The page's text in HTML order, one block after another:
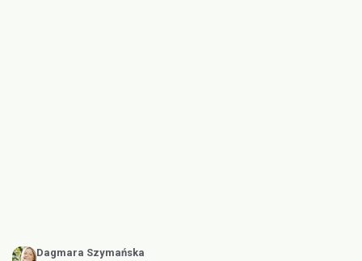
Dagmara Szymańska